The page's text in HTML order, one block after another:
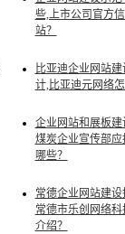
些,上市公司官方
站？
比亚迪企业网站
计,比亚迪元网络
企业网站和展板建
煤炭企业宣传部应
哪些？
常德企业网站建设
常德市乐创网络
介绍？